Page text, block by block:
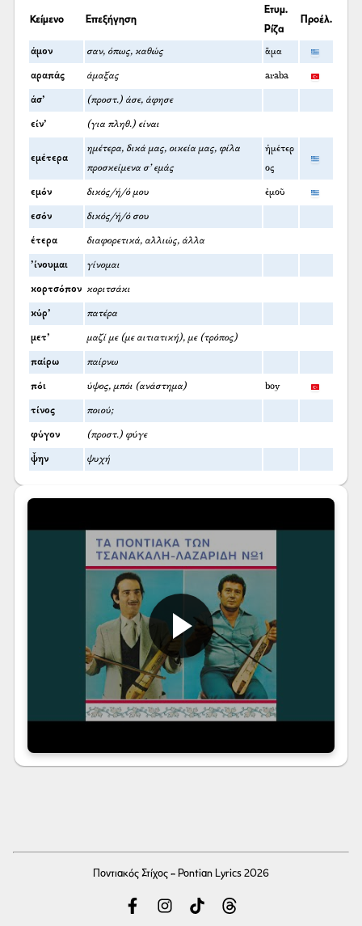
Κείμενο Επεξήγηση
Ετυμ.
Ρίζα
Προέλ.
άμον σαν, όπως, καθώς ἅμα
αραπάς άμαξας araba
άσ’ (προστ.) άσε, άφησε
είν’ (για πληθ.) είναι
εμέτερα
ημέτερα, δικά μας, οικεία μας, φίλα
προσκείμενα σ' εμάς
ἡμέτερ
ος
εμόν δικός/ή/ό μου ἐμοῦ
εσόν δικός/ή/ό σου
έτερα διαφορετικά, αλλιώς, άλλα
’ίνουμαι γίνομαι
κορτσόπον κοριτσάκι
κύρ’ πατέρα
μετ’ μαζί με (με αιτιατική), με (τρόπος)
παίρω παίρνω
πόι ύψος, μπόι (ανάστημα) boy
τίνος ποιού;
φύγον (προστ.) φύγε
ψ̌ην ψυχή
Ποντιακός Στίχος - Pontian Lyrics 2026